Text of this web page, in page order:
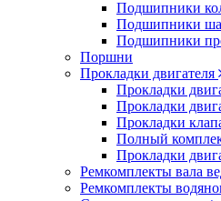
Подшипники
Подшипники
Подшипники
Поршни
Прокладки двигателя
Прокладки
Прокладки
Прокладки
Полный
Прокладки
Ремкомплекты вала
Ремкомплекты